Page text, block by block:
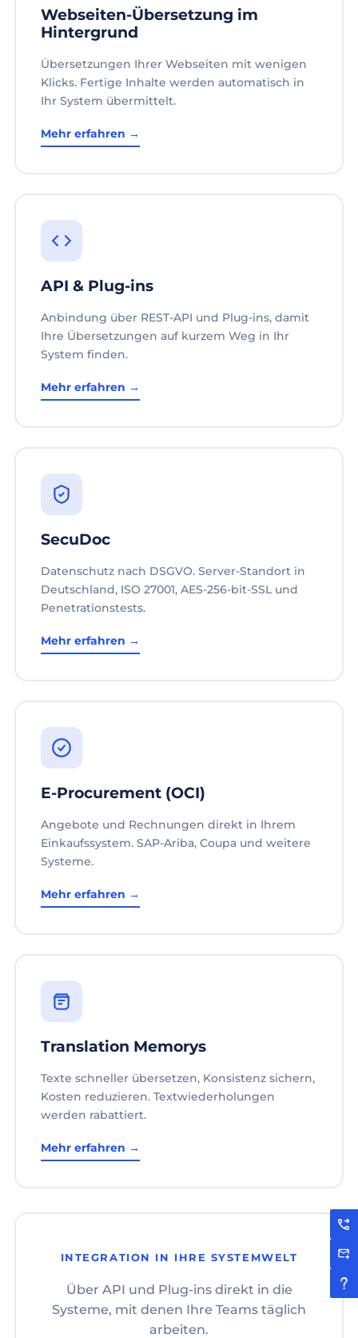
Webseiten-Übersetzung im
Hintergrund
Übersetzungen Ihrer Webseiten mit wenigen
Klicks. Fertige Inhalte werden automatisch in
Ihr System übermittelt.
Mehr erfahren →
API & Plug-ins
Anbindung über REST-API und Plug-ins, damit
Ihre Übersetzungen auf kurzem Weg in Ihr
System finden.
Mehr erfahren →
SecuDoc
Datenschutz nach DSGVO. Server-Standort in
Deutschland, ISO 27001, AES-256-bit-SSL und
Penetrationstests.
Mehr erfahren →
E-Procurement (OCI)
Angebote und Rechnungen direkt in Ihrem
Einkaufssystem. SAP-Ariba, Coupa und weitere
Systeme.
Mehr erfahren →
Translation Memorys
Texte schneller übersetzen, Konsistenz sichern,
Kosten reduzieren. Textwiederholungen
werden rabattiert.
Mehr erfahren →
INTEGRATION IN IHRE SYSTEMWELT
Über API und Plug-ins direkt in die
Systeme, mit denen Ihre Teams täglich
arbeiten.